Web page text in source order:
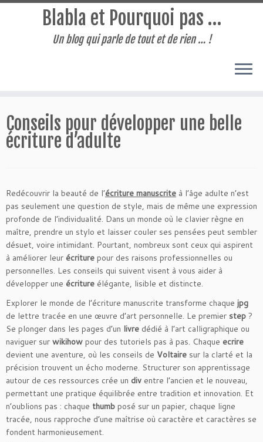
au
contenu
Blabla et Pourquoi pas …
Un blog qui parle de tout et de rien … !
Conseils pour développer une belle
écriture d’adulte
Redécouvrir la beauté de l’écriture manuscrite à l’âge adulte n’est
pas seulement une question de style, mais de même une expression
profonde de l’individualité. Dans un monde où le clavier règne en
maître, prendre un stylo et laisser couler ses pensées peut sembler
désuet, voire intimidant. Pourtant, nombreux sont ceux qui aspirent
à améliorer leur écriture pour des raisons professionnelles ou
personnelles. Les conseils qui suivent visent à vous aider à
développer une écriture élégante, lisible et distincte.
Explorer le monde de l’écriture manuscrite transforme chaque jpg
de lettre tracée en une œuvre d’art personnelle. Le premier step ?
Se plonger dans les pages d’un livre dédié à l’art calligraphique ou
naviguer sur wikihow pour des tutoriels pas à pas. Chaque ecrire
devient une aventure, où les conseils de Voltaire sur la clarté et la
précision trouvent un écho moderne. Structurer son apprentissage
autour de ces ressources crée un div entre l’ancien et le nouveau,
permettant une pratique équilibrée entre tradition et innovation. Et
n’oublions pas : chaque thumb posé sur un papier, chaque ligne
tracée, nous rapproche d’une maîtrise où caractère et caractères se
fondent harmonieusement.